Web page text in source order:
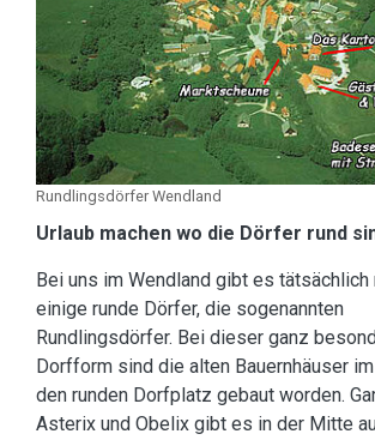
Rundlingsdörfer Wendland
Urlaub machen wo die Dörfer rund
Bei uns im Wendland gibt es tätsächlich
einige runde Dörfer, die sogenannten
Rundlingsdörfer. Bei dieser ganz
Dorfform sind die alten Bauernhäuser
den runden Dorfplatz gebaut worden.
Asterix und Obelix gibt es in der Mitte